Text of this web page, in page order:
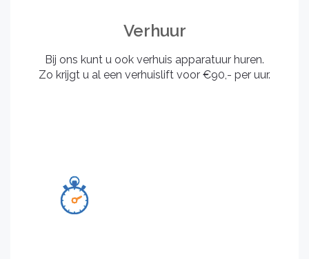
Verhuur
Bij ons kunt u ook verhuis apparatuur huren.
Zo krijgt u al een verhuislift voor €90,- per uur.